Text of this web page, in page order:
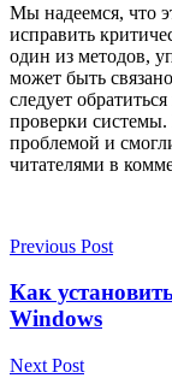
Мы надеемся, что
исправить
один из методов,
может быть
следует
проверки
проблемой и
читателями в
Previous Post
Как
Windows
Next Post